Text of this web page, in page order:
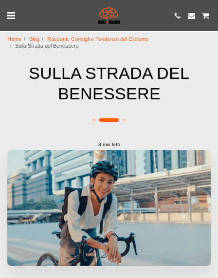
Home Blog
Racconti, Consigli e Tendenze del Ciclismo
Sulla Strada del Benessere
SULLA STRADA DEL
BENESSERE
3 min letti